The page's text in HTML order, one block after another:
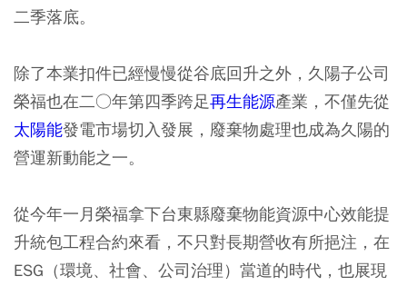
二季落底。
除了本業扣件已經慢慢從谷底回升之外，久陽子公司
榮福也在二○年第四季跨足再生能源產業，不僅先從
太陽能發電市場切入發展，廢棄物處理也成為久陽的
營運新動能之一。
從今年一月榮福拿下台東縣廢棄物能資源中心效能提
升統包工程合約來看，不只對長期營收有所挹注，在
ESG（環境、社會、公司治理）當道的時代，也展現